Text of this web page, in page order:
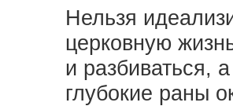
Нельзя
церковную
и разбиваться,
глубокие раны